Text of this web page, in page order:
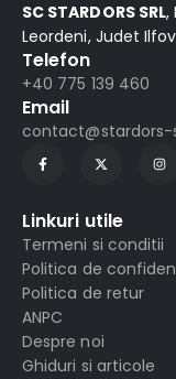
SC STARDORS SRL,
Leordeni, Judet Ilfov
Telefon
+40 775 139 460
Email
contact@stardors-
Linkuri utile
Termeni si conditii
Politica de
Politica de retur
ANPC
Despre noi
Ghiduri si articole